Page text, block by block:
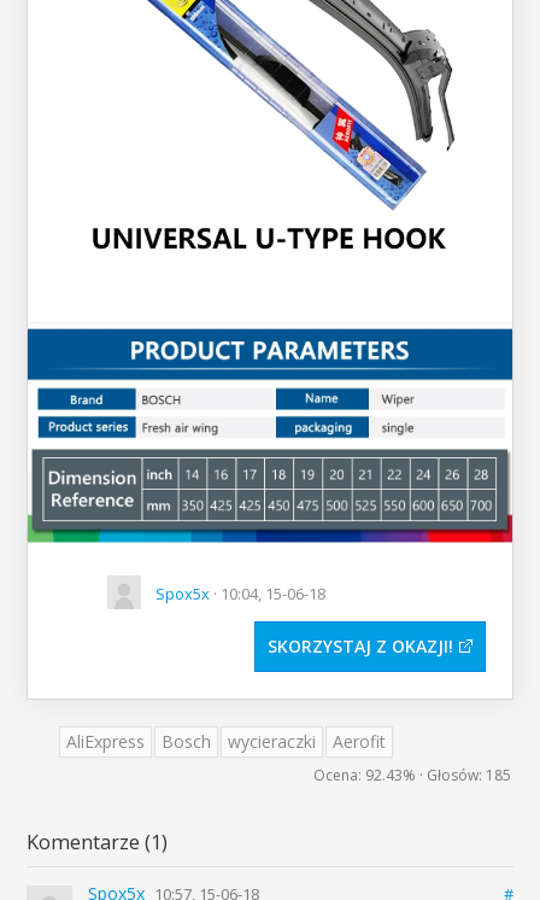
Spox5x · 10:04, 15-06-18
SKORZYSTAJ Z OKAZJI
AliExpress Bosch wycieraczki Aerofit
Ocena: 92.43% · Głosów: 185
Komentarze (1)
Spox5x 10:57, 15-06-18 #